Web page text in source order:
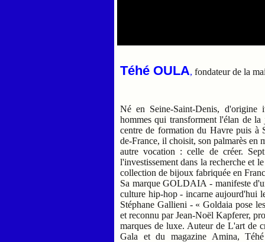
Téhé OULA, fondateur de la
Né en Seine-Saint-Denis,
hommes qui transforment l'élan de
centre de formation du Havre puis à
de-France, il choisit, son palmarès en
autre vocation : celle de créer.
l'investissement dans la recherche et
collection de bijoux fabriquée en
Sa marque GOLDAIA - manifeste
culture hip-hop - incarne aujourd'hui
Stéphane Gallieni - « Goldaia pose
et reconnu par Jean-Noël Kapferer,
marques de luxe. Auteur de L'art de
Gala et du magazine Amina,